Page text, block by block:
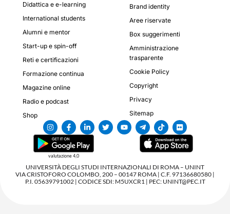
Didattica e e-learning
International students
Alumni e mentor
Start-up e spin-off
Reti e certificazioni
Formazione continua
Magazine online
Radio e podcast
Shop
Brand identity
Aree riservate
Box suggerimenti
Amministrazione
trasparente
Cookie Policy
Copyright
Privacy
Sitemap
valutazione 4,0
UNIVERSITÀ DEGLI STUDI INTERNAZIONALI DI ROMA – UNINT
VIA CRISTOFORO COLOMBO, 200 – 00147 ROMA | C.F. 97136680580 |
P.I. 05639791002 | CODICE SDI: M5UXCR1 | PEC: UNINT@PEC.IT